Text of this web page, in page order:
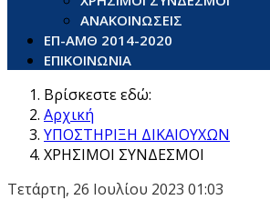
ΑΝΑΚΟΙΝΩΣΕΙΣ
ΕΠ-ΑΜΘ 2014-2020
ΕΠΙΚΟΙΝΩΝΙΑ
Βρίσκεστε εδώ:
Αρχική
ΥΠΟΣΤΗΡΙΞΗ ΔΙΚΑΙΟΥΧΩΝ
ΧΡΗΣΙΜΟΙ ΣΥΝΔΕΣΜΟΙ
Τετάρτη, 26 Ιουλίου 2023 01:03